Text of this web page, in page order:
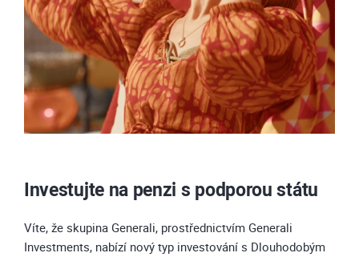
Investujte na penzi s podporou státu
Víte, že skupina Generali, prostřednictvím Generali
Investments, nabízí nový typ investování s Dlouhodobým